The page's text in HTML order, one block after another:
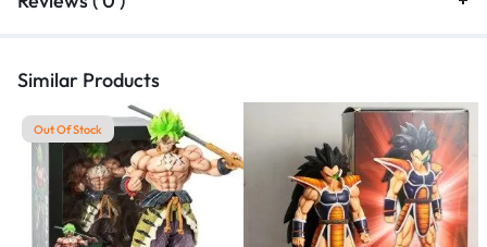
Similar Products
Out Of Stock